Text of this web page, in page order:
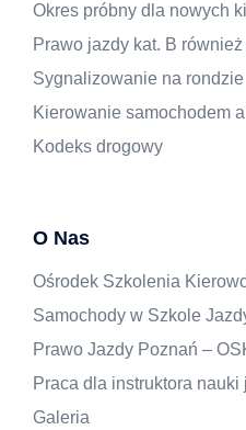
Okres próbny dla nowych
Prawo jazdy kat. B również
Sygnalizowanie na rondzie
Kierowanie samochodem
Kodeks drogowy
O Nas
Ośrodek Szkolenia
Samochody w Szkole
Prawo Jazdy Poznań –
Praca dla instruktora
Galeria